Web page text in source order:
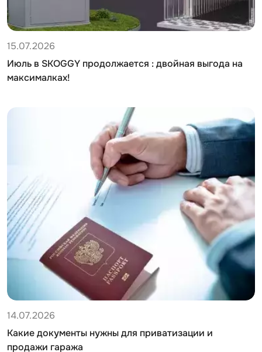
15.07.2026
Июль в SKOGGY продолжается : двойная выгода на
максималках!
14.07.2026
Какие документы нужны для приватизации и
продажи гаража